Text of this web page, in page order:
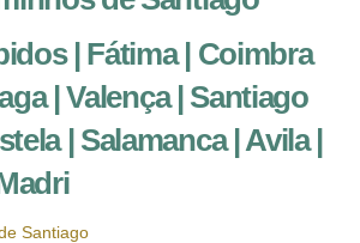
| Fátima | Coimbra
| Valença | Santiago
| Salamanca | Avila |
Santiago